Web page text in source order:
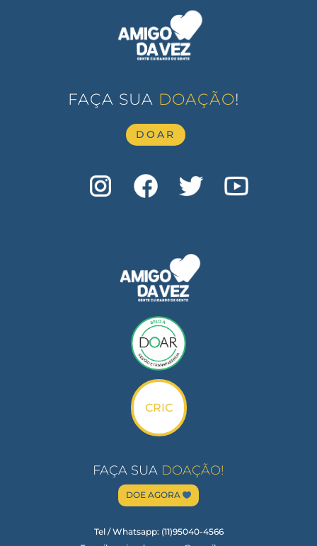
FAÇA SUA DOAÇÃO!
DOAR
CRIC
FAÇA SUA DOAÇÃO!
DOE AGORA
Tel / Whatsapp: (11)95040-4566